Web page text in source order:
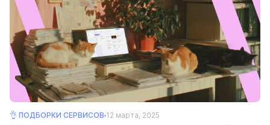
блог
полезности и рассказы о приятном
цены
👌 ПОДБОРКИ СЕРВИСОВ 12 марта, 2025